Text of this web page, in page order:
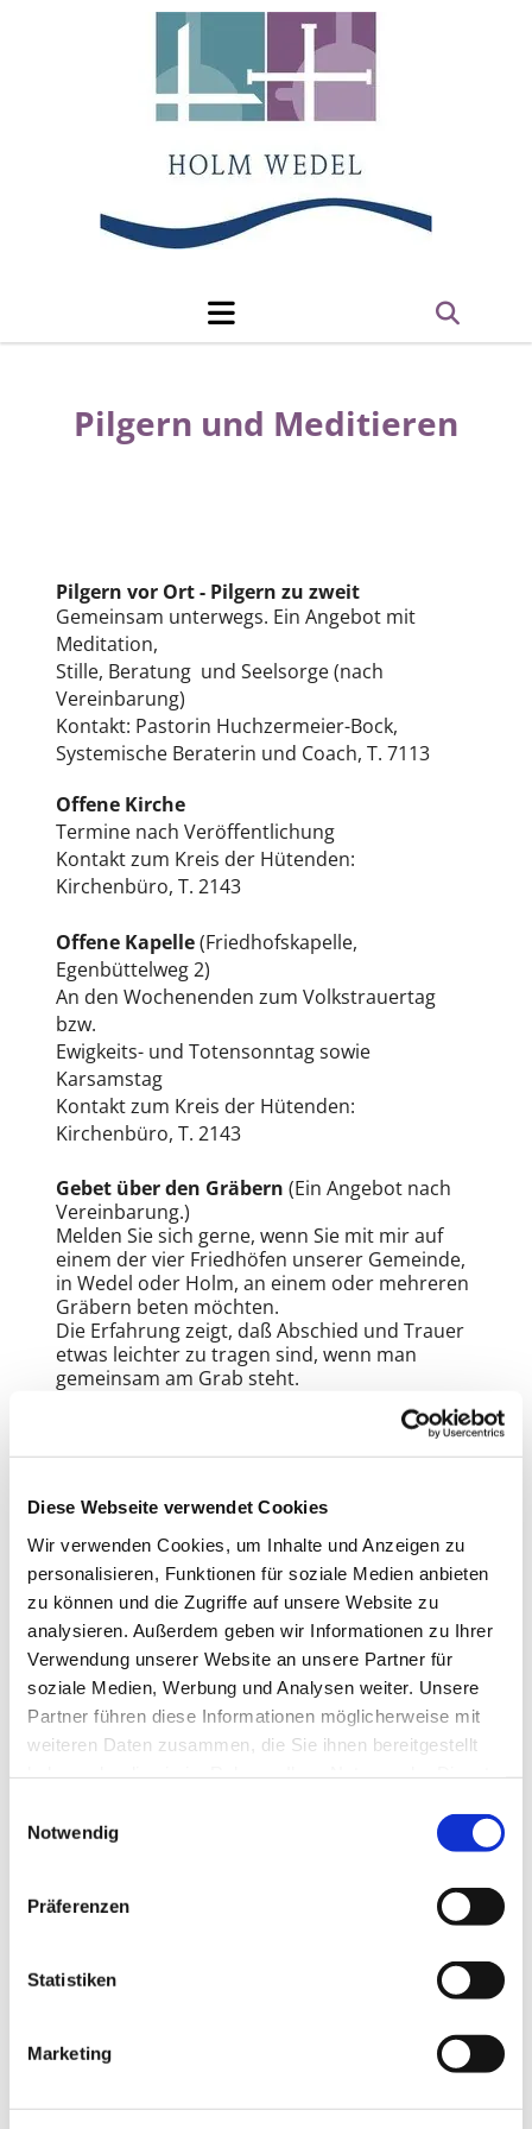
Diese Webseite verwendet Cookies
Wir verwenden Cookies, um Inhalte und Anzeigen zu
personalisieren, Funktionen für soziale Medien anbieten
zu können und die Zugriffe auf unsere Website zu
analysieren. Außerdem geben wir Informationen zu Ihrer
Verwendung unserer Website an unsere Partner für
soziale Medien, Werbung und Analysen weiter. Unsere
Partner führen diese Informationen möglicherweise mit
weiteren Daten zusammen, die Sie ihnen bereitgestellt
Notwendig
Präferenzen
Statistiken
Marketing
Pilgern und Meditieren
Pilgern vor Ort - Pilgern zu zweit
Gemeinsam unterwegs. Ein Angebot mit
Meditation,
Stille, Beratung und Seelsorge (nach
Vereinbarung)
Kontakt: Pastorin Huchzermeier-Bock,
Systemische Beraterin und Coach, T. 7113
Offene Kirche
Termine nach Veröffentlichung
Kontakt zum Kreis der Hütenden:
Kirchenbüro, T. 2143
Offene Kapelle(Friedhofskapelle,
Egenbüttelweg 2)
An den Wochenenden zum Volkstrauertag
bzw.
Ewigkeits- und Totensonntag sowie
Karsamstag
Kontakt zum Kreis der Hütenden:
Kirchenbüro, T. 2143
Gebet über den Gräbern (Ein Angebot nach
Vereinbarung.)
Melden Sie sich gerne, wenn Sie mit mir auf
einem der vier Friedhöfen unserer Gemeinde,
in Wedel oder Holm, an einem oder mehreren
Gräbern beten möchten.
Die Erfahrung zeigt, daß Abschied und Trauer
etwas leichter zu tragen sind, wenn man
gemeinsam am Grab steht.
Ich freue mich auf Ihre Anfrage. Kontakt: Katrin
Groth, Prädikantin der Nordkirche, T. 803029,
Tagespilgern
Wandern, Impulse, Gespräche
Tagespilgern nach Ankündigung
Kontakt: Pastorin Lang, 04103-8031326
Stille und Meditation
Gemeinsames Meditieren in der Risthütte
monatlich, jeden 1. Dienstag im Monat, 19:30-
Kontakt: Katrin Groth, Tel. 04103 8030429 -
maritta.henke@web.de